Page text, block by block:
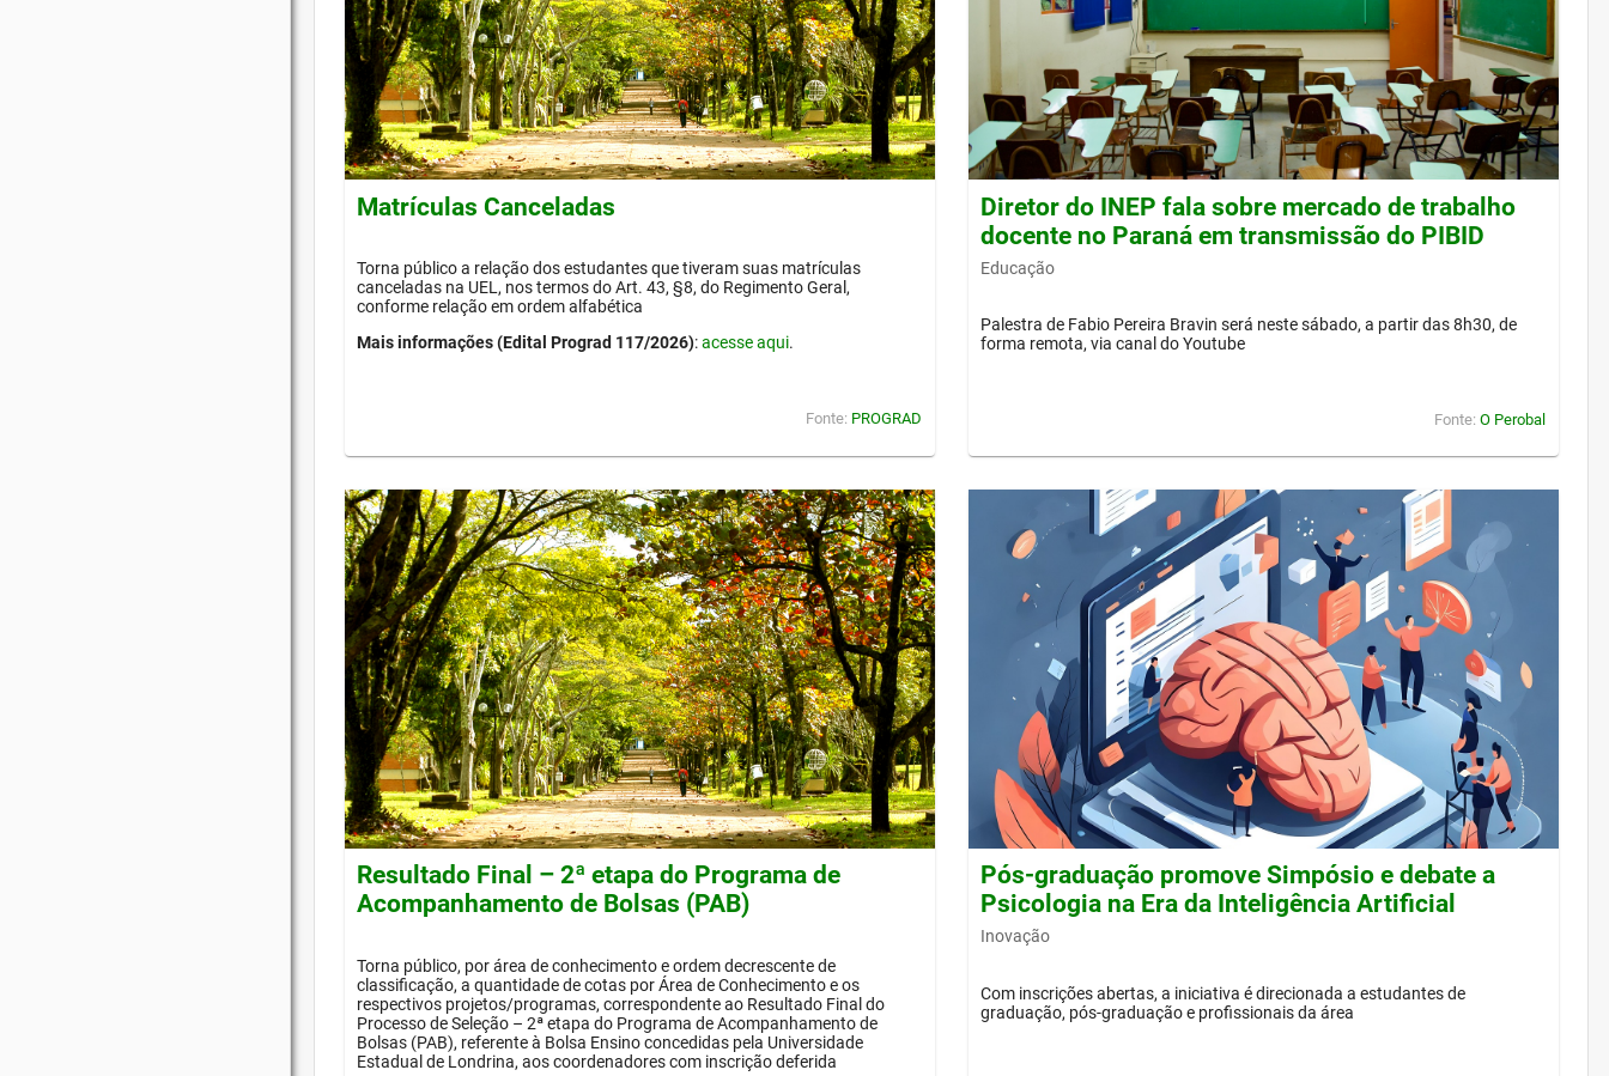
Matrículas Canceladas
Torna público a relação dos estudantes que tiveram suas matrículas
canceladas na UEL, nos termos do Art. 43, §8, do Regimento Geral,
conforme relação em ordem alfabética
Mais informações (Edital Prograd 117/2026):acesse aqui.
Fonte: PROGRAD
Diretor do INEP fala sobre mercado de trabalho
docente no Paraná em transmissão do PIBID
Educação
Palestra de Fabio Pereira Bravin será neste sábado, a partir das 8h30, de
forma remota, via canal do Youtube
Fonte: O Perobal
Resultado Final – 2ª etapa do Programa de
Acompanhamento de Bolsas (PAB)
Torna público, por área de conhecimento e ordem decrescente de
classificação, a quantidade de cotas por Área de Conhecimento e os
respectivos projetos/programas, correspondente ao Resultado Final do
Processo de Seleção – 2ª etapa do Programa de Acompanhamento de
Bolsas (PAB), referente à Bolsa Ensino concedidas pela Universidade
Estadual de Londrina, aos coordenadores com inscrição deferida
Pós-graduação promove Simpósio e debate a
Psicologia na Era da Inteligência Artificial
Inovação
Com inscrições abertas, a iniciativa é direcionada a estudantes de
graduação, pós-graduação e profissionais da área